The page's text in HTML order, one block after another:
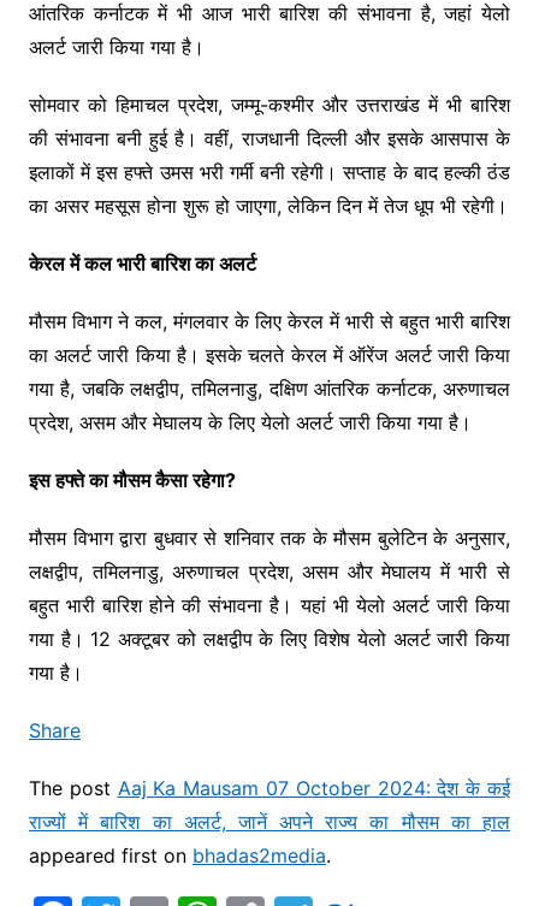
आंतरिक कर्नाटक में भी आज भारी बारिश की संभावना है, जहां येलो
अलर्ट जारी किया गया है।
सोमवार को हिमाचल प्रदेश, जम्मू-कश्मीर और उत्तराखंड में भी बारिश
की संभावना बनी हुई है। वहीं, राजधानी दिल्ली और इसके आसपास के
इलाकों में इस हफ्ते उमस भरी गर्मी बनी रहेगी। सप्ताह के बाद हल्की ठंड
का असर महसूस होना शुरू हो जाएगा, लेकिन दिन में तेज धूप भी रहेगी।
केरल में कल भारी बारिश का अलर्ट
मौसम विभाग ने कल, मंगलवार के लिए केरल में भारी से बहुत भारी बारिश
का अलर्ट जारी किया है। इसके चलते केरल में ऑरेंज अलर्ट जारी किया
गया है, जबकि लक्षद्वीप, तमिलनाडु, दक्षिण आंतरिक कर्नाटक, अरुणाचल
प्रदेश, असम और मेघालय के लिए येलो अलर्ट जारी किया गया है।
इस हफ्ते का मौसम कैसा रहेगा?
मौसम विभाग द्वारा बुधवार से शनिवार तक के मौसम बुलेटिन के अनुसार,
लक्षद्वीप, तमिलनाडु, अरुणाचल प्रदेश, असम और मेघालय में भारी से
बहुत भारी बारिश होने की संभावना है। यहां भी येलो अलर्ट जारी किया
गया है। 12 अक्टूबर को लक्षद्वीप के लिए विशेष येलो अलर्ट जारी किया
गया है।
Share
The post Aaj Ka Mausam 07 October 2024: देश के कई
राज्यों में बारिश का अलर्ट, जानें अपने राज्य का मौसम का हाल
appeared first on bhadas2media.